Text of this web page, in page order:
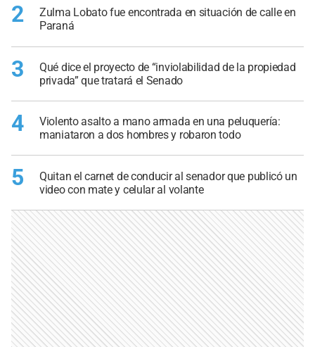
2
Zulma Lobato fue encontrada en situación de calle en
Paraná
3
Qué dice el proyecto de “inviolabilidad de la propiedad
privada” que tratará el Senado
4
Violento asalto a mano armada en una peluquería:
maniataron a dos hombres y robaron todo
5
Quitan el carnet de conducir al senador que publicó un
video con mate y celular al volante